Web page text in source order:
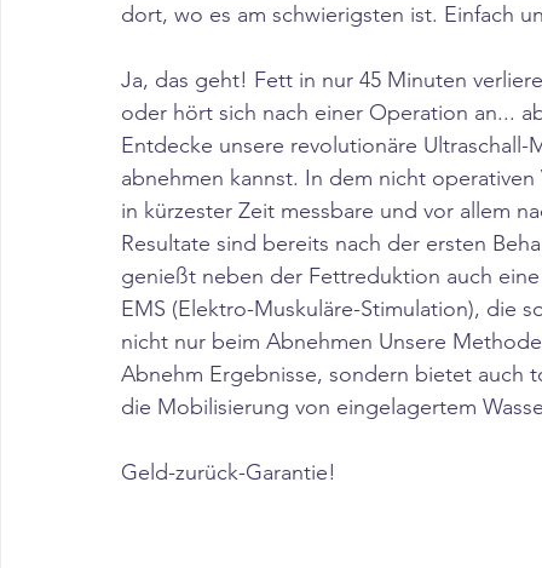
dort, wo es am schwierigsten ist. Einfach
Ja, das geht! Fett in nur 45 Minuten
oder hört sich nach einer Operation an...
Entdecke unsere revolutionäre
abnehmen kannst. In dem nicht
in kürzester Zeit messbare und vor allem
Resultate sind bereits nach der ersten
genießt neben der Fettreduktion auch
EMS (Elektro-Muskuläre-Stimulation), die
nicht nur beim Abnehmen Unsere
Abnehm Ergebnisse, sondern bietet
die Mobilisierung von eingelagertem
Geld-zurück-Garantie!